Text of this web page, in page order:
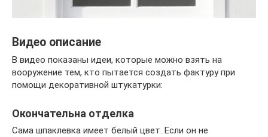
Видео описание
В видео показаны идеи, которые можно взять на
вооружение тем, кто пытается создать фактуру при
помощи декоративной штукатурки:
Окончательна отделка
Сама шпаклевка имеет белый цвет. Если он не